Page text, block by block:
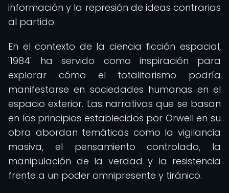
información y la represión de ideas contrarias
al partido.
En el contexto de la ciencia ficción espacial,
'1984' ha servido como inspiración para
explorar cómo el totalitarismo podría
manifestarse en sociedades humanas en el
espacio exterior. Las narrativas que se basan
en los principios establecidos por Orwell en su
obra abordan temáticas como la vigilancia
masiva, el pensamiento controlado, la
manipulación de la verdad y la resistencia
frente a un poder omnipresente y tiránico.